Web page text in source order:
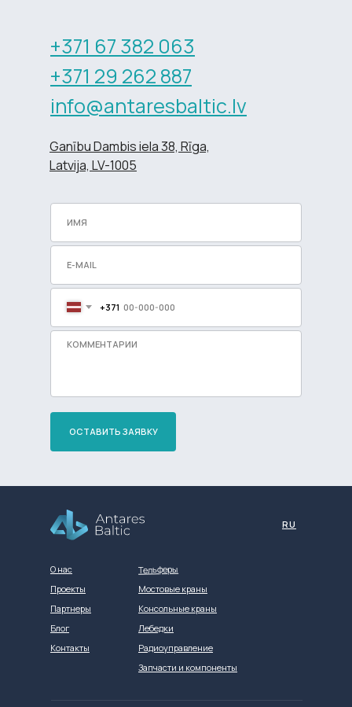
+371 67 382 063
+371 29 262 887
info@antaresbaltic.lv
Ganību Dambis iela 38, Rīga,
Latvija, LV-1005
+371
ОСТАВИТЬ ЗАЯВКУ
О нас
Проекты
Партнеры
Блог
Контакты
Тельферы
Мостовые краны
Консольные краны
Лебедки
Радиоуправление
Запчасти и компоненты
RU
Разработка сайта